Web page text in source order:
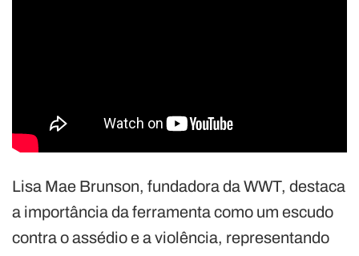
Lisa Mae Brunson, fundadora da WWT, destaca
a importância da ferramenta como um escudo
contra o assédio e a violência, representando